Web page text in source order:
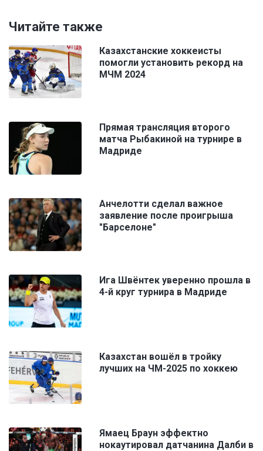
Читайте также
Казахстанские хоккеисты
помогли установить рекорд на
МЧМ 2024
Прямая трансляция второго
матча Рыбакиной на турнире в
Мадриде
Анчелотти сделал важное
заявление после проигрыша
"Барселоне"
Ига Швёнтек уверенно прошла в
4-й круг турнира в Мадриде
Казахстан вошёл в тройку
лучших на ЧМ-2025 по хоккею
Ямаец Браун эффектно
нокаутировал датчанина Далби в